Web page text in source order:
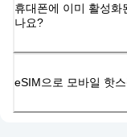
휴대폰에 이미 활성화
나요?
eSIM으로 모바일 핫